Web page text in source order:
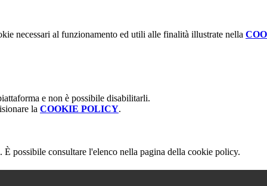
necessari al funzionamento ed utili alle finalità illustrate nella
e non è possibile disabilitarli.
la COOKIE POLICY.
possibile consultare l'elenco nella pagina della cookie policy.